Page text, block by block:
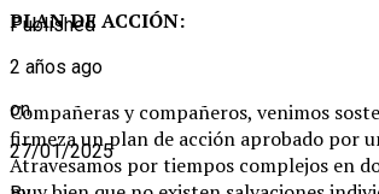
PLAN DE ACCIÓN:
Compañeras y compañeros, venimos
firmeza un plan de acción aprobado por
Atravesamos por tiempos complejos en
Published
2 años ago
on
27/01/2025